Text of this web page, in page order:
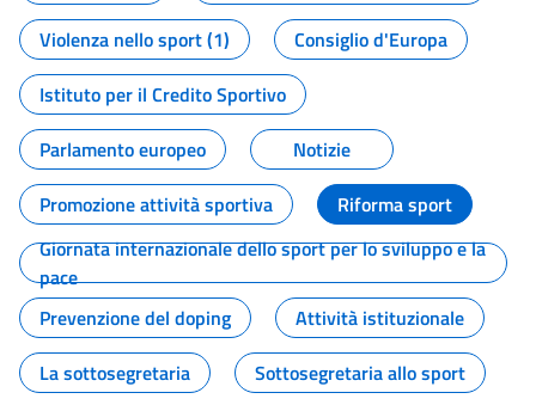
Violenza nello sport (1)
Consiglio d'Europa
Istituto per il Credito Sportivo
Parlamento europeo
Notizie
Promozione attività sportiva
Riforma sport
Giornata internazionale dello sport per lo sviluppo e la
pace
Prevenzione del doping
Attività istituzionale
La sottosegretaria
Sottosegretaria allo sport